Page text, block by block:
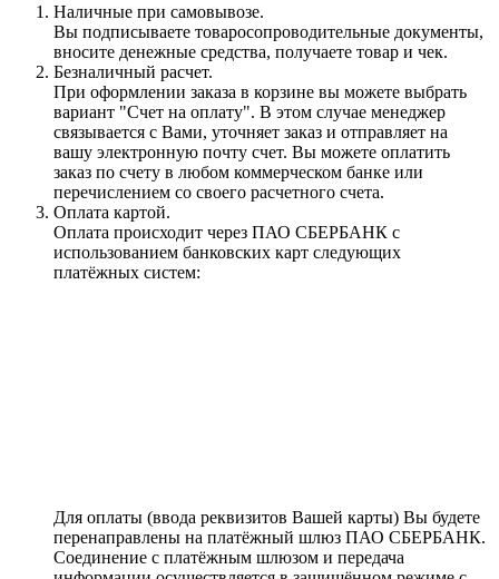
Наличные при самовывозе.
Вы подписываете товаросопроводительные документы,
вносите денежные средства, получаете товар и чек.
Безналичный расчет.
При оформлении заказа в корзине вы можете выбрать
вариант "Счет на оплату". В этом случае менеджер
связывается с Вами, уточняет заказ и отправляет на
вашу электронную почту счет. Вы можете оплатить
заказ по счету в любом коммерческом банке или
перечислением со своего расчетного счета.
Оплата картой.
Оплата происходит через ПАО СБЕРБАНК с
использованием банковских карт следующих
платёжных систем:
Для оплаты (ввода реквизитов Вашей карты) Вы будете
перенаправлены на платёжный шлюз ПАО СБЕРБАНК.
Соединение с платёжным шлюзом и передача